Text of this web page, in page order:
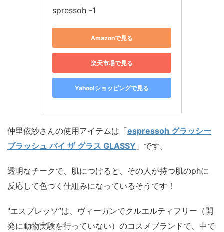
spressoh -1
Amazonで見る
楽天市場で見る
Yahoo!ショッピングで見る
仲里依紗さんの使用アイテムは「espressoh グラッシー
ブラッシュ バイ ザ グラス GLASSY 」です。
透明なチークで、肌につけると、その人が持つ肌のphに
反応して色づく仕組みになっているそうです！
"エスプレッソ”は、ヴィーガンでクルエルティフリー（開
発に動物実験を行っていない）のコスメブランドで、中で